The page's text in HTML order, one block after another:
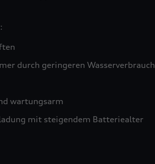
durch geringeren Wasserverbrauch
wartungsarm
mit steigendem Batteriealter